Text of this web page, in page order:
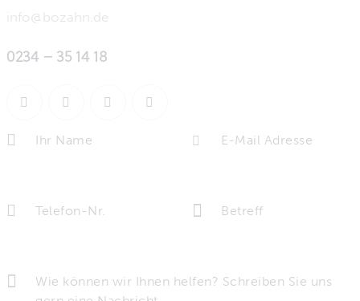
info@bozahn.de
0234 – 35 14 18